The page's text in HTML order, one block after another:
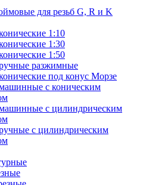
для резьб G, R и K
1:10
1:30
1:50
разжимные
под конус Морзе
с коническим
машинные с цилиндрическим
с цилиндрическим